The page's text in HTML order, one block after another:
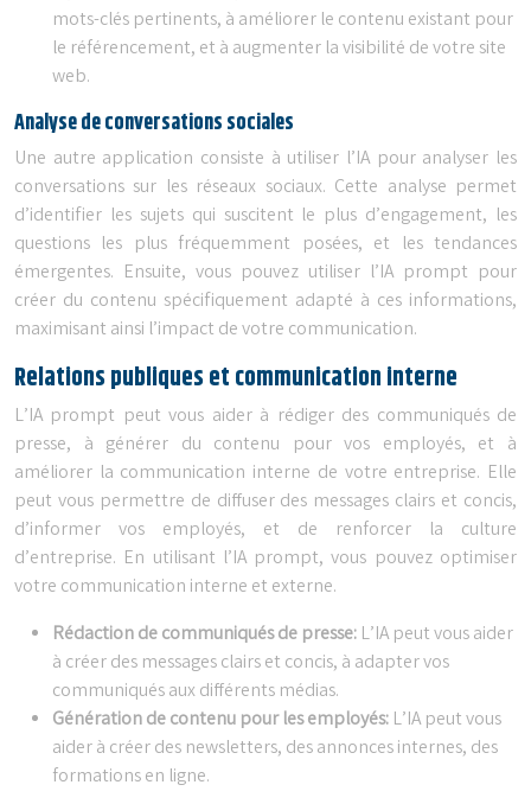
mots-clés pertinents, à améliorer le contenu existant pour
le référencement, et à augmenter la visibilité de votre site
web.
Analyse de conversations sociales
Une autre application consiste à utiliser l’IA pour analyser les
conversations sur les réseaux sociaux. Cette analyse permet
d’identifier les sujets qui suscitent le plus d’engagement, les
questions les plus fréquemment posées, et les tendances
émergentes. Ensuite, vous pouvez utiliser l’IA prompt pour
créer du contenu spécifiquement adapté à ces informations,
maximisant ainsi l’impact de votre communication.
Relations publiques et communication interne
L’IA prompt peut vous aider à rédiger des communiqués de
presse, à générer du contenu pour vos employés, et à
améliorer la communication interne de votre entreprise. Elle
peut vous permettre de diffuser des messages clairs et concis,
d’informer vos employés, et de renforcer la culture
d’entreprise. En utilisant l’IA prompt, vous pouvez optimiser
votre communication interne et externe.
Rédaction de communiqués de presse: L’IA peut vous aider
à créer des messages clairs et concis, à adapter vos
communiqués aux différents médias.
Génération de contenu pour les employés: L’IA peut vous
aider à créer des newsletters, des annonces internes, des
formations en ligne.